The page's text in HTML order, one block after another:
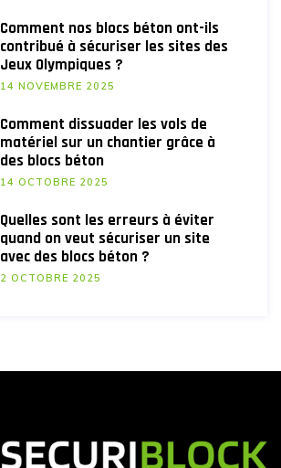
Comment nos blocs béton ont-ils
contribué à sécuriser les sites des
Jeux Olympiques ?
14 NOVEMBRE 2025
Comment dissuader les vols de
matériel sur un chantier grâce à
des blocs béton
14 OCTOBRE 2025
Quelles sont les erreurs à éviter
quand on veut sécuriser un site
avec des blocs béton ?
2 OCTOBRE 2025